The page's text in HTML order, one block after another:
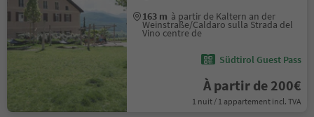
163 m à partir de Kaltern an der
Weinstraße/Caldaro sulla Strada del
Vino centre de
Südtirol Guest Pass
À partir de 200€
1 nuit / 1 appartement incl. TVA